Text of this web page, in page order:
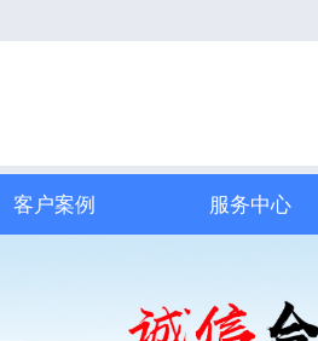
客户案例 服务中心